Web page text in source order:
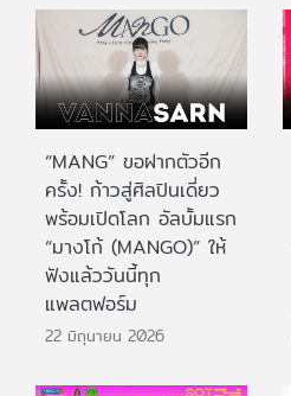
“MANG” ขอฝากตัวอีก
ครั้ง! ก้าวสู่ศิลปินเดี่ยว
พร้อมเปิดโลก อัลบั้มแรก
“มางโก้ (MANGO)” ให้
ฟังแล้ววันนี้ทุก
แพลตฟอร์ม
22 มิถุนายน 2026